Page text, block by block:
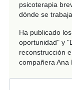
psicoterapia
dónde se
Ha publicado
oportunidad" y
reconstrucción
compañera Ana